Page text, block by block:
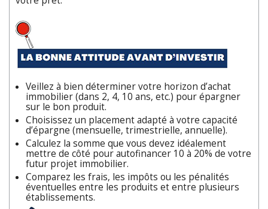
Veillez à bien déterminer votre horizon d’achat
immobilier (dans 2, 4, 10 ans, etc.) pour épargner
sur le bon produit.
Choisissez un placement adapté à votre capacité
d’épargne (mensuelle, trimestrielle, annuelle).
Calculez la somme que vous devez idéalement
mettre de côté pour autofinancer 10 à 20% de votre
futur projet immobilier.
Comparez les frais, les impôts ou les pénalités
éventuelles entre les produits et entre plusieurs
établissements.